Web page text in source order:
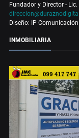
Fundador y Director -
Diseño: IP
INMOBILIARIA